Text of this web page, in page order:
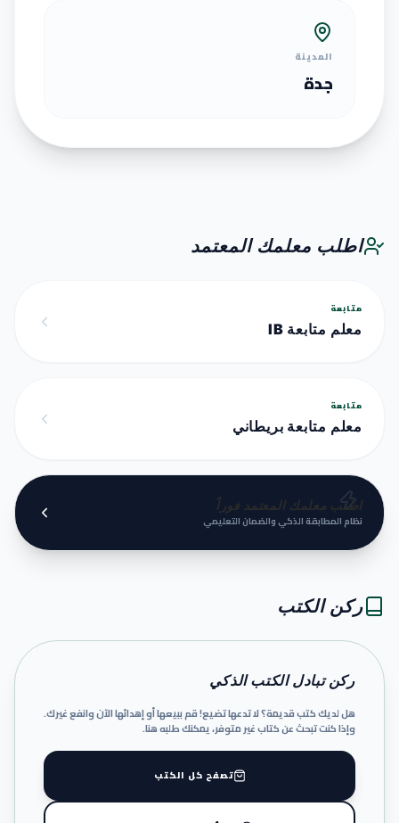
المدينة
جدة
اطلب معلمك المعتمد
متابعة
معلم متابعة IB
متابعة
معلم متابعة بريطاني
اطلب معلمك المعتمد فوراً
نظام المطابقة الذكي والضمان التعليمي
ركن الكتب
ركن تبادل الكتب الذكي
هل لديك كتب قديمة؟ لا تدعها تضيع! قم ببيعها أو إهدائها الآن وانفع غيرك.
وإذا كنت تبحث عن كتاب غير متوفر، يمكنك طلبه هنا.
تصفح كل الكتب